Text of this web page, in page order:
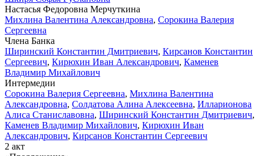
Настасья Федоровна Мерчуткина
Михлина Валентина Александровна, Сорокина Валерия
Сергеевна
Члена Банка
Ширинский Константин Дмитриевич, Кирсанов Константин
Сергеевич, Кирюхин Иван Александрович, Каменев
Владимир Михайлович
Интермедии
Сорокина Валерия Сергеевна, Михлина Валентина
Александровна, Солдатова Алина Алексеевна, Илларионова
Алиса Станиславовна, Ширинский Константин Дмитриевич,
Каменев Владимир Михайлович, Кирюхин Иван
Александрович, Кирсанов Константин Сергеевич
2 акт